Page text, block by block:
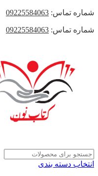
شماره تماس: 09225584063
شماره تماس: 09225584063
انتخاب دسته بندی